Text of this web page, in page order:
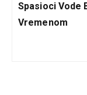
Spasioci Vode
Vremenom